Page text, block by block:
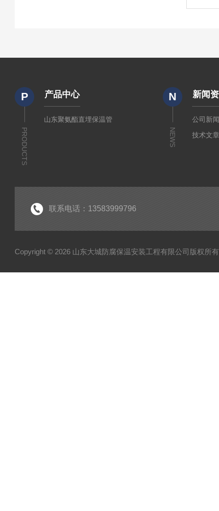
P
PRODUCTS
产品中心
山东聚氨酯直埋保温管
N
NEWS
新闻
公司新
技术文
联系电话：13583999796
Copyright © 2026 山东大城防腐保温安装工程有限公司版权所